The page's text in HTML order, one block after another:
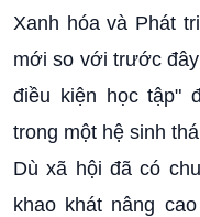
Xanh hóa và Phát
mới so với trước
điều kiện học tập"
trong một hệ sinh
Dù xã hội đã có
khao khát nâng